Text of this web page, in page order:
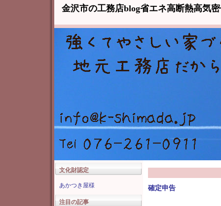
金沢市の工務店blog省エネ高断熱高気
文化財認定
あかつき屋様
注目の記事
確定申告